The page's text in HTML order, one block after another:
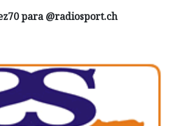
para @radiosport.ch